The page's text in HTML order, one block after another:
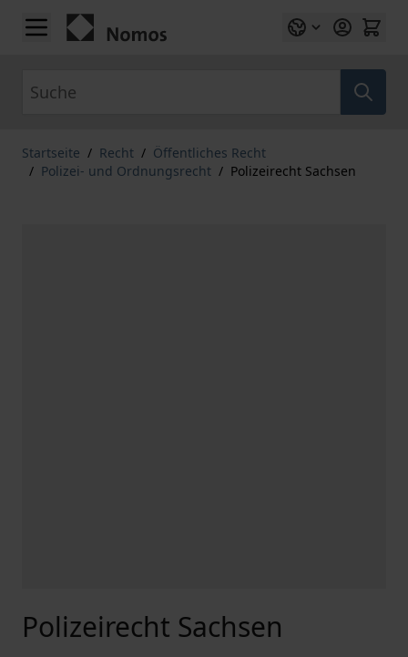
Zum Inhalt springen
Startseite / Recht / Öffentliches Recht
/ Polizei- und Ordnungsrecht / Polizeirecht Sachsen
Polizeirecht Sachsen